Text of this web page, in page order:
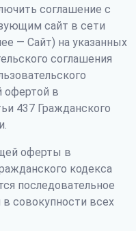
соглашение с
сайт в сети
— Сайт) на указанных
соглашения
офертой в
437 Гражданского
оферты в
кодекса
последовательное
совокупности всех